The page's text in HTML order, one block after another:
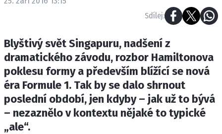
OSOBNÍ ÚDAJE / COOKIES
Provozovatelem serveru F1NEWS.cz je
INCORP MEDIA GROUP s.r.o., IČ: 118 23 054
Sdílej:
Blyštivý svět Singapuru, nadšení z
dramatického závodu, rozbor Hamiltonova
poklesu formy a především blížící se nová
éra Formule 1. Tak by se dalo shrnout
poslední období, jen kdyby – jak už to bývá
– nezaznělo v kontextu nějaké to typické
„ale“.